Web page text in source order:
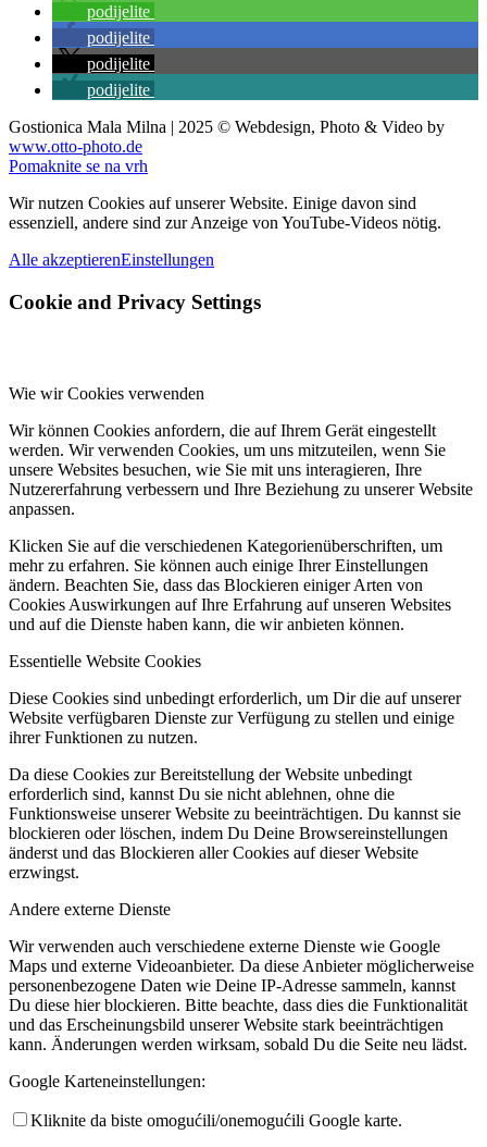
podijelite
podijelite
podijelite
podijelite
Gostionica Mala Milna | 2025 © Webdesign, Photo & Video by
www.otto-photo.de
Pomaknite se na vrh
Wir nutzen Cookies auf unserer Website. Einige davon sind
essenziell, andere sind zur Anzeige von YouTube-Videos nötig.
Alle akzeptierenEinstellungen
Cookie and Privacy Settings
Wie wir Cookies verwenden
Wir können Cookies anfordern, die auf Ihrem Gerät eingestellt
werden. Wir verwenden Cookies, um uns mitzuteilen, wenn Sie
unsere Websites besuchen, wie Sie mit uns interagieren, Ihre
Nutzererfahrung verbessern und Ihre Beziehung zu unserer Website
anpassen.
Klicken Sie auf die verschiedenen Kategorienüberschriften, um
mehr zu erfahren. Sie können auch einige Ihrer Einstellungen
ändern. Beachten Sie, dass das Blockieren einiger Arten von
Cookies Auswirkungen auf Ihre Erfahrung auf unseren Websites
und auf die Dienste haben kann, die wir anbieten können.
Essentielle Website Cookies
Diese Cookies sind unbedingt erforderlich, um Dir die auf unserer
Website verfügbaren Dienste zur Verfügung zu stellen und einige
ihrer Funktionen zu nutzen.
Da diese Cookies zur Bereitstellung der Website unbedingt
erforderlich sind, kannst Du sie nicht ablehnen, ohne die
Funktionsweise unserer Website zu beeinträchtigen. Du kannst sie
blockieren oder löschen, indem Du Deine Browsereinstellungen
änderst und das Blockieren aller Cookies auf dieser Website
erzwingst.
Andere externe Dienste
Wir verwenden auch verschiedene externe Dienste wie Google
Maps und externe Videoanbieter. Da diese Anbieter möglicherweise
personenbezogene Daten wie Deine IP-Adresse sammeln, kannst
Du diese hier blockieren. Bitte beachte, dass dies die Funktionalität
und das Erscheinungsbild unserer Website stark beeinträchtigen
kann. Änderungen werden wirksam, sobald Du die Seite neu lädst.
Google Karteneinstellungen:
Kliknite da biste omogućili/onemogućili Google karte.